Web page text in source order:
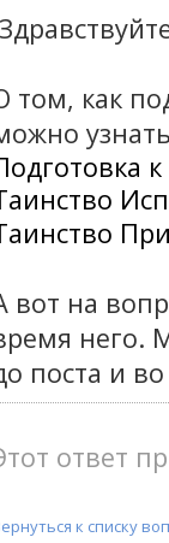
том, как
вот на
него.
поста и
ответ
к списку